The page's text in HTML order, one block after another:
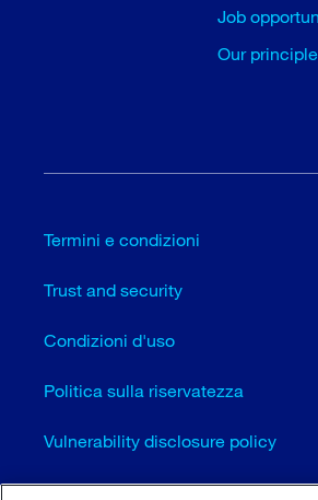
Job
Our
Termini e condizioni
Trust and security
Condizioni d'uso
Politica sulla riservatezza
Vulnerability disclosure policy
Cookie settings (EN)